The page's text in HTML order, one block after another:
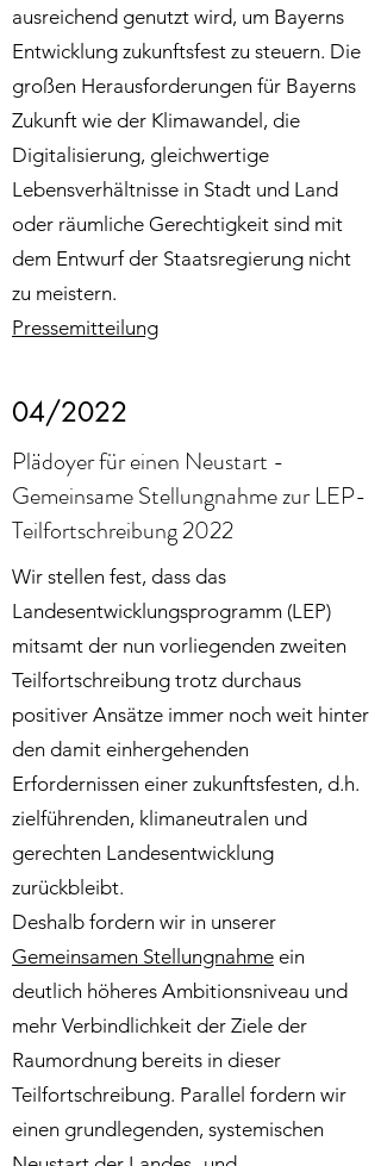
ausreichend genutzt wird, um Bayerns
Entwicklung zukunftsfest zu steuern. Die
großen Herausforderungen für Bayerns
Zukunft wie der Klimawandel, die
Digitalisierung, gleichwertige
Lebensverhältnisse in Stadt und Land
oder räumliche Gerechtigkeit sind mit
dem Entwurf der Staatsregierung nicht
zu meistern.
Pressemitteilung
04/2022
Plädoyer für einen Neustart -
Gemeinsame Stellungnahme zur LEP-
Teilfortschreibung 2022
Wir stellen fest, dass das
Landesentwicklungsprogramm (LEP)
mitsamt der nun vorliegenden zweiten
Teilfortschreibung trotz durchaus
positiver Ansätze immer noch weit hinter
den damit einhergehenden
Erfordernissen einer zukunftsfesten, d.h.
zielführenden, klimaneutralen und
gerechten Landesentwicklung
zurückbleibt.
Deshalb fordern wir in unserer
Gemeinsamen Stellungnahme ein
deutlich höheres Ambitionsniveau und
mehr Verbindlichkeit der Ziele der
Raumordnung bereits in dieser
Teilfortschreibung. Parallel fordern wir
einen grundlegenden, systemischen